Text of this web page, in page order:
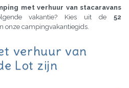
met verhuur van stacaravans
vakantie? Kies uit de52
onze campingvakantiegids.
verhuur van
Lot zijn